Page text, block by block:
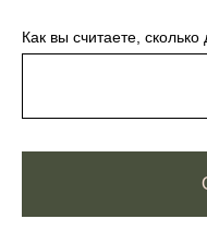
Как вы считаете,